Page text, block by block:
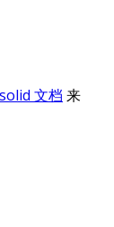
文档 来